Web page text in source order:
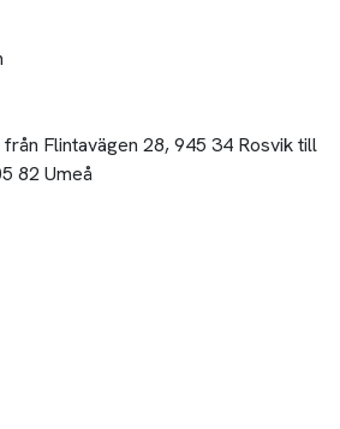
Flintavägen 28, 945 34 Rosvik till
82 Umeå